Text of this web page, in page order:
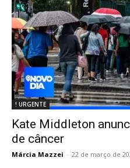
! URGENTE
Kate Middleton
de câncer
Márcia Mazzei - 22 de março de